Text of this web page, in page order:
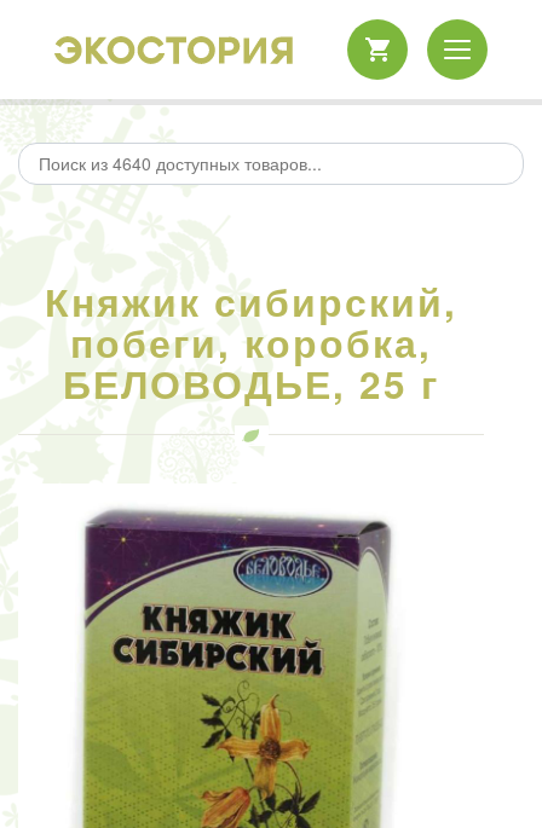
Княжик сибирский,
побеги, коробка,
БЕЛОВОДЬЕ, 25 г